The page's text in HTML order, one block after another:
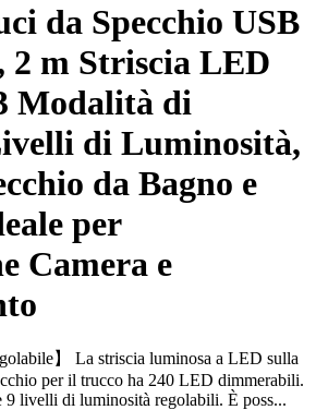
da Specchio USB
2 m Striscia LED
Modalità di
di Luminosità,
da Bagno e
per
Camera e
】 La striscia luminosa a LED sulla
per il trucco ha 240 LED dimmerabili.
livelli di luminosità regolabili. È poss...